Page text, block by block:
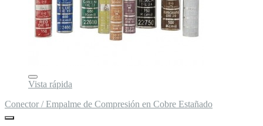
Vista rápida
Conector / Empalme de Compresión en Cobre Estañado